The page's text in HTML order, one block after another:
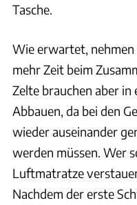
Tasche.
Wie erwartet,
mehr Zeit beim
Zelte brauchen aber in
Abbauen, da bei den
wieder auseinander
werden müssen. Wer
Luftmatratze
Nachdem der erste